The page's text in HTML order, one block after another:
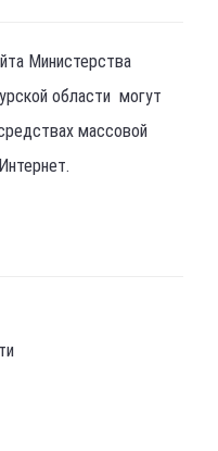
Министерства
области могут
массовой